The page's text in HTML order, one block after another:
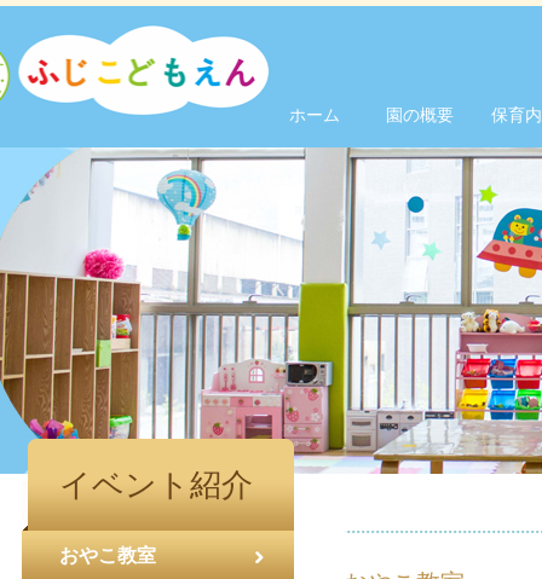
ホーム 園の概要 保育
イベント紹介
おやこ教室